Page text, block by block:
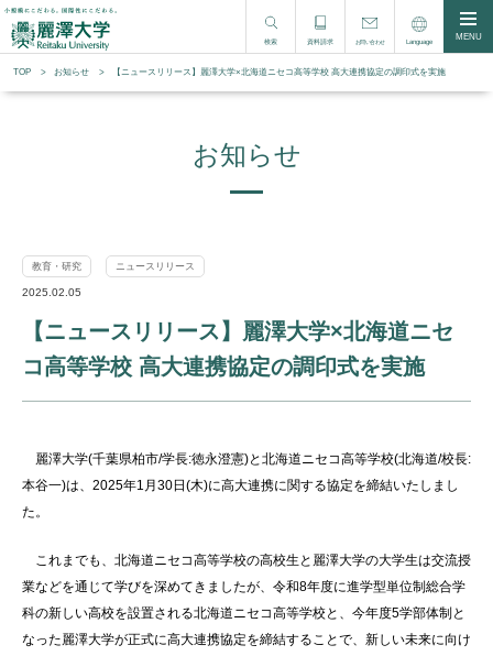
検索 資料請求 お問い合わせ Language MENU
TOP お知らせ 【ニュースリリース】麗澤大学×北海道ニセコ高等学校 高大連携協定の調印式を実施
お知らせ
教育・研究 ニュースリリース
2025.02.05
【ニュースリリース】麗澤大学×北海道ニセ
コ高等学校 高大連携協定の調印式を実施
麗澤大学(千葉県柏市/学長:徳永澄憲)と北海道ニセコ高等学校(北海道/校長:
本谷一)は、 2025年1 月 30日 (木)に高大連携に関する協定を締結いたしまし
た。
これまでも、北海道ニセコ高等学校の高校生と麗澤大学の大学生は交流授
業などを通じて学びを深めてきましたが、令和8年度に進学型単位制総合学
科の新しい高校を設置される北海道ニセコ高等学校と、今年度5学部体制と
なった麗澤大学が正式に高大連携協定を締結することで、新しい未来に向け